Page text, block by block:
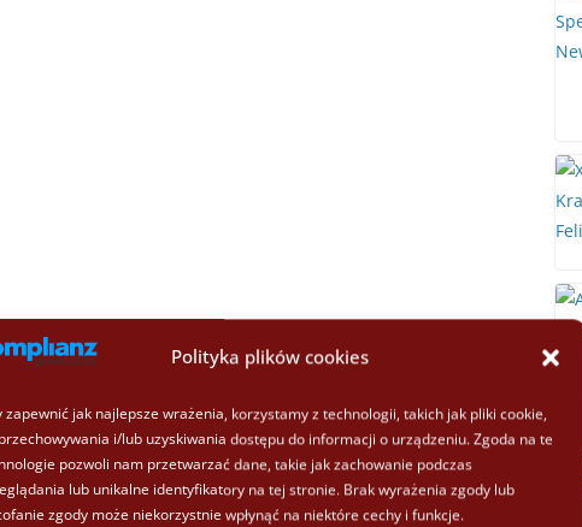
Polityka plików cookies
zapewnić jak najlepsze wrażenia, korzystamy z technologii, takich jak pliki cookie,
i/lub uzyskiwania dostępu do informacji o urządzeniu. Zgoda na te
pozwoli nam przetwarzać dane, takie jak zachowanie podczas
lub unikalne identyfikatory na tej stronie. Brak wyrażenia zgody lub
zgody może niekorzystnie wpłynąć na niektóre cechy i funkcje.